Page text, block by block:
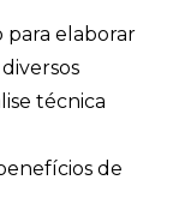
para elaborar
técnica
de